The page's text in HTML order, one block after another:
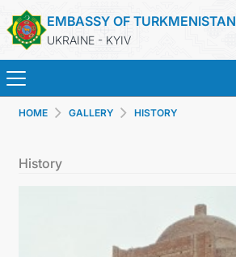
EMBASSY OF TURKMENISTAN
UKRAINE - KYIV
HOME
TURKMENISTAN
CONSULAR SERVICES
HOME GALLERY HISTORY
History